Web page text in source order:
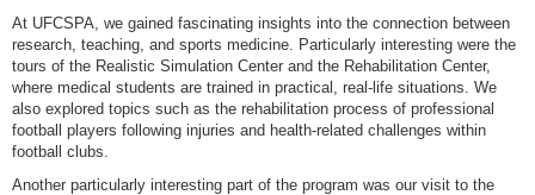
At UFCSPA, we gained fascinating insights into the connection between
research, teaching, and sports medicine. Particularly interesting were the
tours of the Realistic Simulation Center and the Rehabilitation Center,
where medical students are trained in practical, real-life situations. We
also explored topics such as the rehabilitation process of professional
football players following injuries and health-related challenges within
football clubs.
Another particularly interesting part of the program was our visit to the